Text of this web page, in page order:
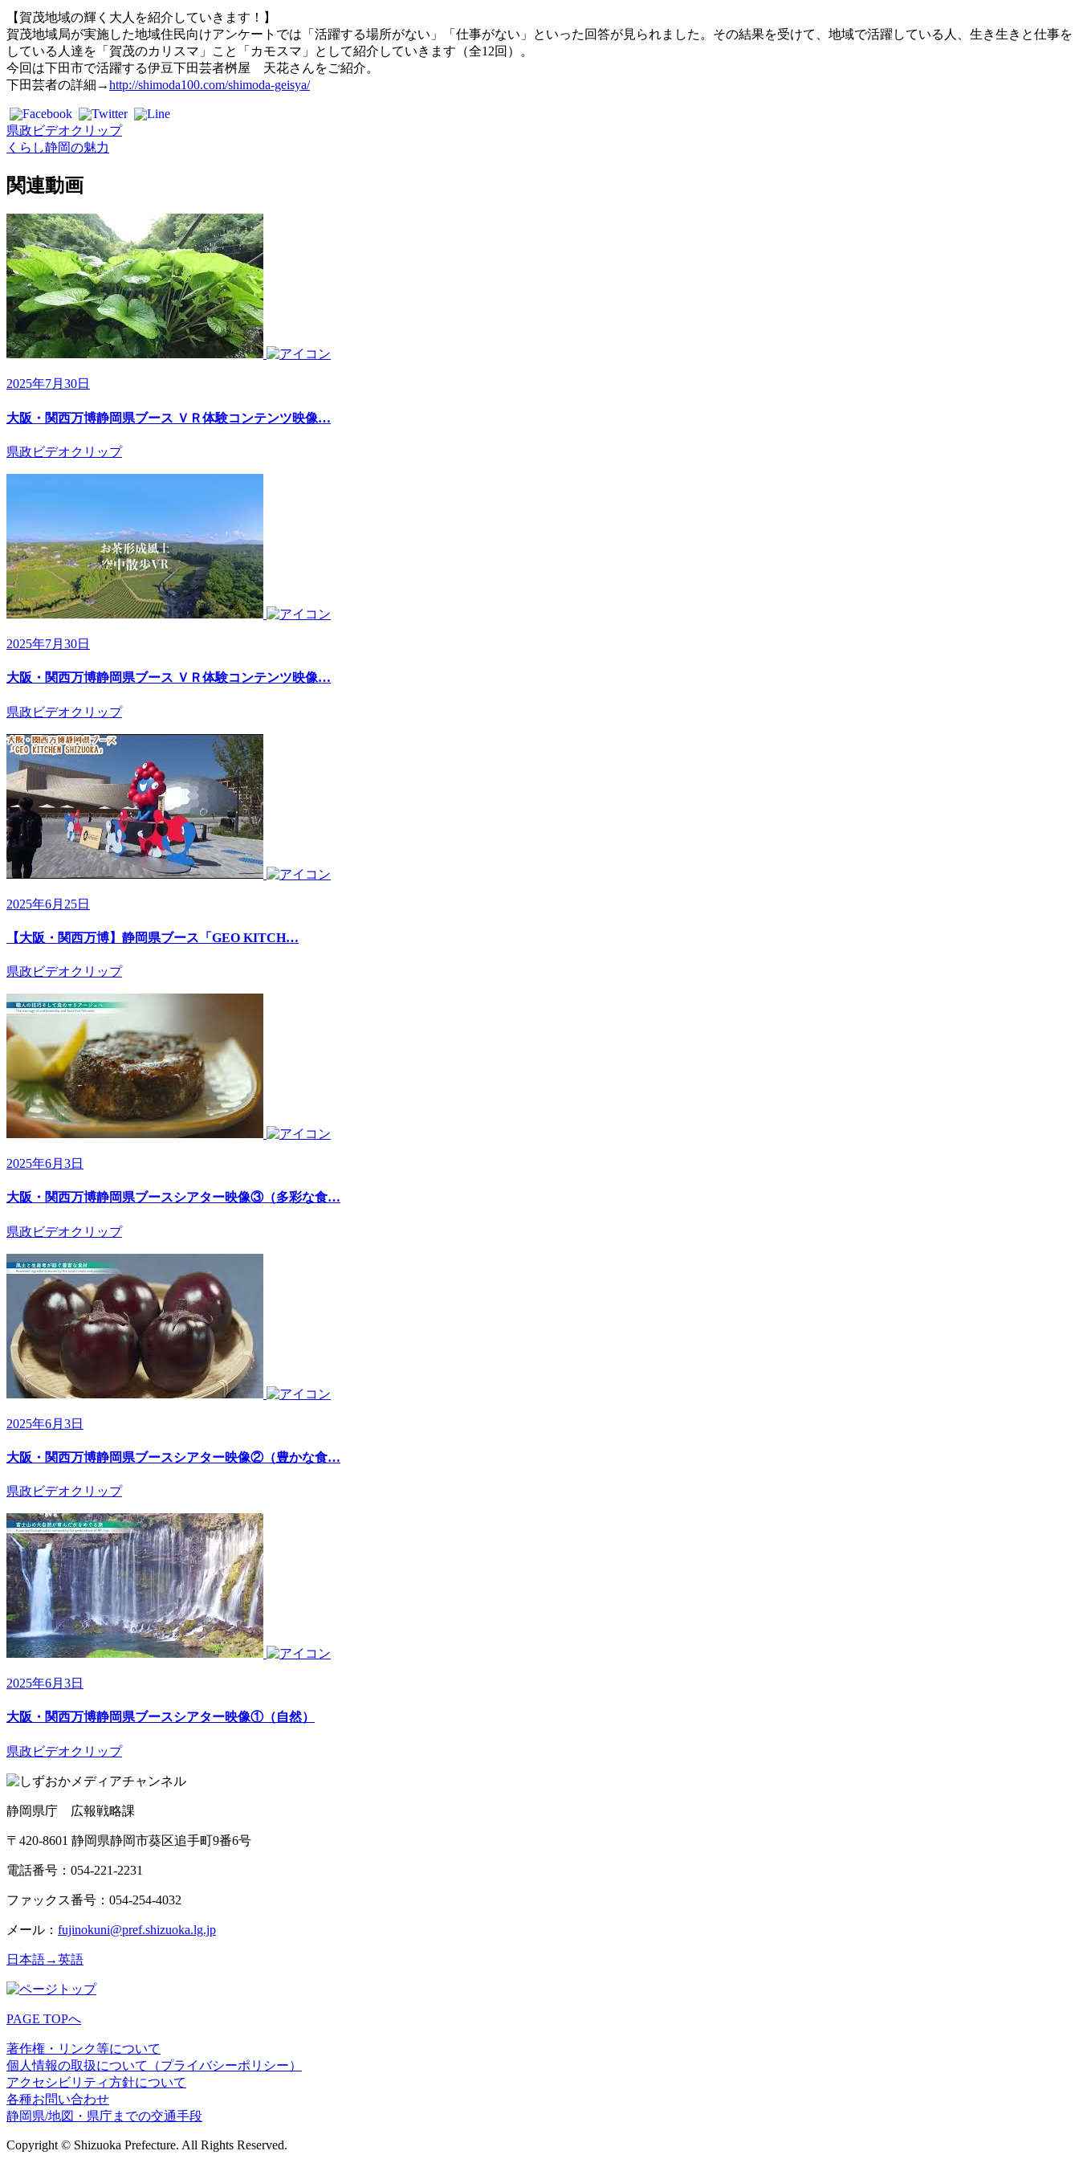
【賀茂地域の輝く大人を紹介していきます！】
賀茂地域局が実施した地域住民向けアンケートでは「活躍する場所がない」「仕事がない」といった回答が見られました。その結果を受けて、地域で活躍している人、生き生きと仕事を
している人達を「賀茂のカリスマ」こと「カモスマ」として紹介していきます（全12回）。
今回は下田市で活躍する伊豆下田芸者桝屋 天花さんをご紹介。
下田芸者の詳細→http://shimoda100.com/shimoda-geisya/
県政ビデオクリップ
くらし静岡の魅力
関連動画
2025年7月30日
大阪・関西万博静岡県ブース ＶＲ体験コンテンツ映像…
県政ビデオクリップ
2025年7月30日
大阪・関西万博静岡県ブース ＶＲ体験コンテンツ映像…
県政ビデオクリップ
2025年6月25日
【大阪・関西万博】静岡県ブース「GEO KITCH…
県政ビデオクリップ
2025年6月3日
大阪・関西万博静岡県ブースシアター映像③（多彩な食…
県政ビデオクリップ
2025年6月3日
大阪・関西万博静岡県ブースシアター映像②（豊かな食…
県政ビデオクリップ
2025年6月3日
大阪・関西万博静岡県ブースシアター映像①（自然）
県政ビデオクリップ
静岡県庁 広報戦略課
〒420-8601 静岡県静岡市葵区追手町9番6号
電話番号：054-221-2231
ファックス番号：054-254-4032
メール： fujinokuni@pref.shizuoka.lg.jp
日本語→英語
PAGE TOPへ
著作権・リンク等について
個人情報の取扱について（プライバシーポリシー）
アクセシビリティ方針について
各種お問い合わせ
静岡県/地図・県庁までの交通手段
Copyright © Shizuoka Prefecture. All Rights Reserved.